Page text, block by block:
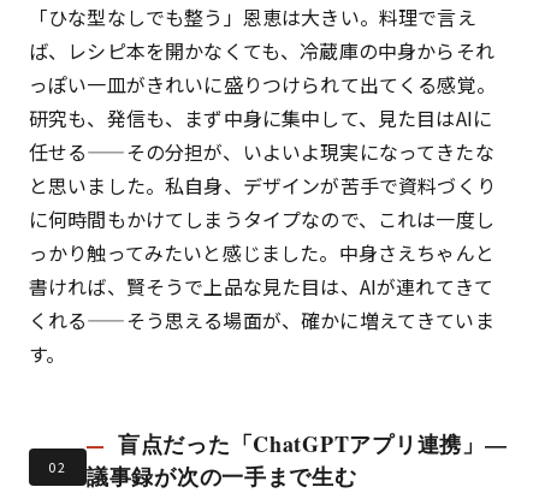
「ひな型なしでも整う」恩恵は大きい。料理で言え
ば、レシピ本を開かなくても、冷蔵庫の中身からそれ
っぽい一皿がきれいに盛りつけられて出てくる感覚。
研究も、発信も、まず中身に集中して、見た目はAIに
任せる——その分担が、いよいよ現実になってきたな
と思いました。私自身、デザインが苦手で資料づくり
に何時間もかけてしまうタイプなので、これは一度し
っかり触ってみたいと感じました。中身さえちゃんと
書ければ、賢そうで上品な見た目は、AIが連れてきて
くれる——そう思える場面が、確かに増えてきていま
す。
02
盲点だった「ChatGPTアプリ連携」—
議事録が次の一手まで生む